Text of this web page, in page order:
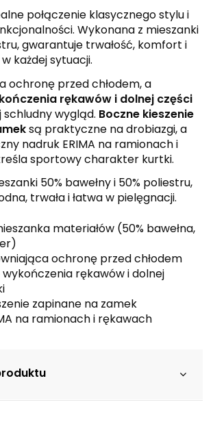
połączenie klasycznego stylu i
Wykonana z mieszanki
gwarantuje trwałość, komfort i
każdej sytuacji.
ochronę przed chłodem, a
rękawów i dolnej części
schludny wygląd. Boczne kieszenie
są praktyczne na drobiazgi, a
nadruk ERIMA na ramionach i
sportowy charakter kurtki.
50% bawełny i 50% poliestru,
trwała i łatwa w pielęgnacji.
materiałów (50% bawełna,
ochronę przed chłodem
rękawów i dolnej
zapinane na zamek
na ramionach i rękawach